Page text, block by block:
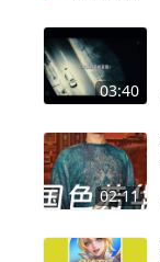
03:40
02:11